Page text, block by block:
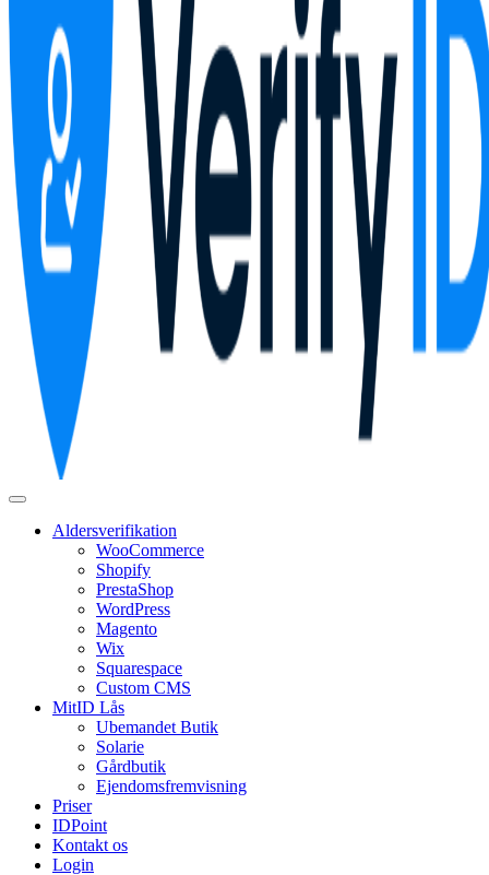
Aldersverifikation
WooCommerce
Shopify
PrestaShop
WordPress
Magento
Wix
Squarespace
Custom CMS
MitID Lås
Ubemandet Butik
Solarie
Gårdbutik
Ejendomsfremvisning
Priser
IDPoint
Kontakt os
Login